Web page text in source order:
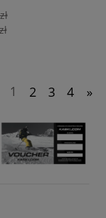
1 2 3 4 »